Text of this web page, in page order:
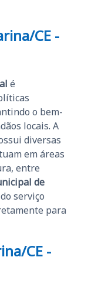
CE -
é
o bem-
locais. A
diversas
em áreas
entre
de
serviço
para
CE -